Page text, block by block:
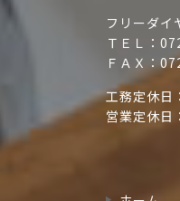
フリーダイ
ＴＥＬ：
ＦＡＸ：
工務定休日
営業定休日